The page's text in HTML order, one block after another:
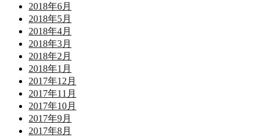
2018年6月
2018年5月
2018年4月
2018年3月
2018年2月
2018年1月
2017年12月
2017年11月
2017年10月
2017年9月
2017年8月